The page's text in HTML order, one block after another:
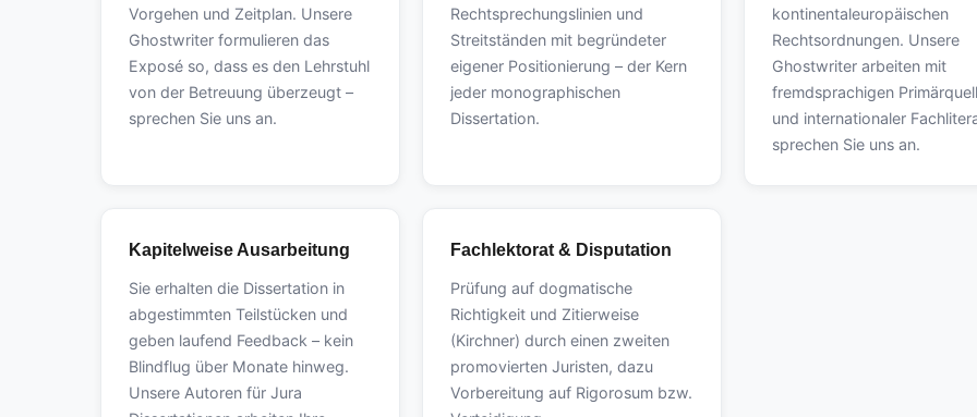
Vorgehen und Zeitplan. Unsere
Ghostwriter formulieren das
Exposé so, dass es den Lehrstuhl
von der Betreuung überzeugt –
sprechen Sie uns an.
Rechtsprechungslinien und
Streitständen mit begründeter
eigener Positionierung – der Kern
jeder monographischen
Dissertation.
kontinentaleuropäischen
Rechtsordnungen. Unsere
Ghostwriter arbeiten mit
fremdsprachigen
und internationaler
sprechen Sie uns an.
Kapitelweise Ausarbeitung
Sie erhalten die Dissertation in
abgestimmten Teilstücken und
geben laufend Feedback – kein
Blindflug über Monate hinweg.
Unsere Autoren für Jura
Fachlektorat & Disputation
Prüfung auf dogmatische
Richtigkeit und Zitierweise
(Kirchner) durch einen zweiten
promovierten Juristen, dazu
Vorbereitung auf Rigorosum bzw.